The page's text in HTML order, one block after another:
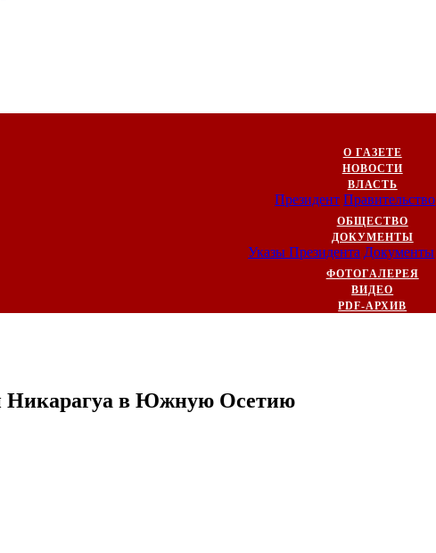
О ГАЗЕТЕ
НОВОСТИ
ВЛАСТЬ
Президент Правительство
ОБЩЕСТВО
ДОКУМЕНТЫ
Указы Президента Документы
ФОТОГАЛЕРЕЯ
ВИДЕО
PDF-АРХИВ
Никарагуа в Южную Осетию